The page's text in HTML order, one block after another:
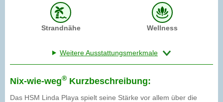
Strandnähe Wellness
Weitere Ausstattungsmerkmale
Nix-wie-weg® Kurzbeschreibung:
Das HSM Linda Playa spielt seine Stärke vor allem über die